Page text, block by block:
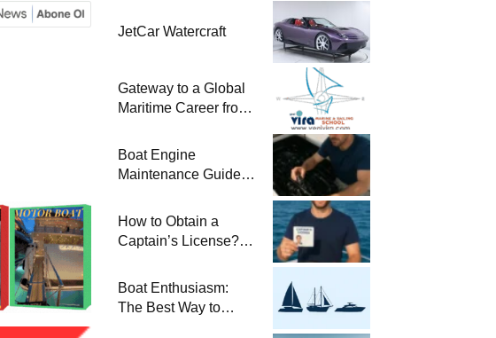
JetCar Watercraft
Gateway to a Global
Maritime Career from
Boat Engine
Maintenance Guide
Winterization and
Basic Tips
How to Obtain a
Captain’s License?
Required for Sailing
at Sea
Boat Enthusiasm:
The Best Way to